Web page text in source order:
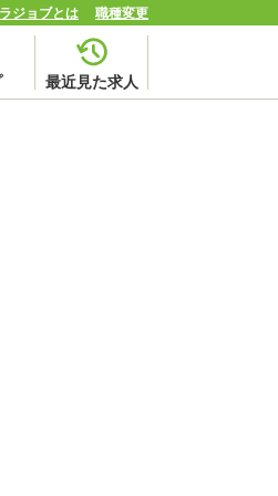
ジョブとは 職種変更
最近見た求人